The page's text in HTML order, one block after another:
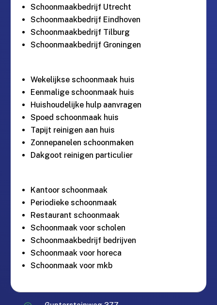
Schoonmaakbedrijf Utrecht
Schoonmaakbedrijf Eindhoven
Schoonmaakbedrijf Tilburg
Schoonmaakbedrijf Groningen
Wekelijkse schoonmaak huis
Eenmalige schoonmaak huis
Huishoudelijke hulp aanvragen
Spoed schoonmaak huis
Tapijt reinigen aan huis
Zonnepanelen schoonmaken
Dakgoot reinigen particulier
Kantoor schoonmaak
Periodieke schoonmaak
Restaurant schoonmaak
Schoonmaak voor scholen
Schoonmaakbedrijf bedrijven
Schoonmaak voor horeca
Schoonmaak voor mkb